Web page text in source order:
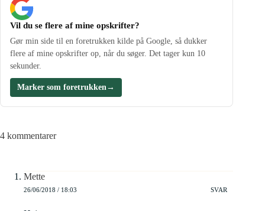
Vil du se flere af mine opskrifter?
Gør min side til en foretrukken kilde på Google, så dukker
flere af mine opskrifter op, når du søger. Det tager kun 10
sekunder.
Marker som foretrukken→
4 kommentarer
Mette
26/06/2018 / 18:03 SVAR